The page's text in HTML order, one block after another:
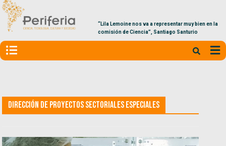
“Lila Lemoine nos va a representar muy bien en la
comisión de Ciencia”, Santiago Santurio
Dirección de Proyectos Sectoriales Especiales